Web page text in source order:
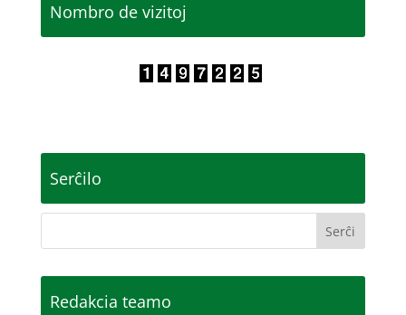
Nombro de vizitoj
Serĉilo
Redakcia teamo